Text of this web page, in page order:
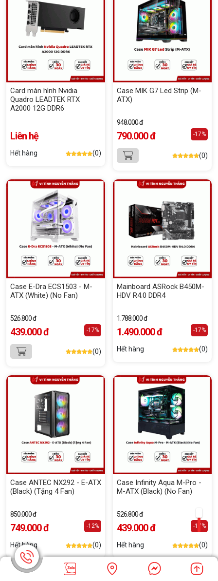
Card màn hình Nvidia
Quadro LEADTEK RTX
A2000 12G DDR6
Liên hệ
Hết hàng (0)
Case MIK G7 Led Strip (M-
ATX)
948.000 đ
790.000 đ -17%
(0)
Case E-Dra ECS1503 - M-
ATX (White) (No Fan)
526.800 đ
439.000 đ -17%
(0)
Mainboard ASRock B450M-
HDV R4.0 DDR4
1.788.000 đ
1.490.000 đ -17%
Hết hàng (0)
Case ANTEC NX292 - E-ATX
(Black) (Tặng 4 Fan)
850.000 đ
749.000 đ -12%
Hết hàng (0)
Case Infinity Aqua M-Pro -
M-ATX (Black) (No Fan)
526.800 đ
439.000 đ -17%
Hết hàng (0)